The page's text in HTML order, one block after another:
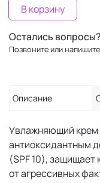
В корзину
Остались вопросы?
Позвоните или
Описание
Увлажняющий крем
антиоксидантным
(SPF 10),
от агрессивных